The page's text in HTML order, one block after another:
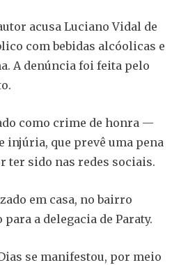
acusa Luciano Vidal de
com bebidas alcóolicas e
A denúncia foi feita pelo
como crime de honra —
injúria, que prevê uma pena
ter sido nas redes sociais.
em casa, no bairro
a delegacia de Paraty.
se manifestou, por meio